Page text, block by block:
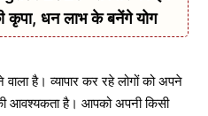
कृपा, धन लाभ के बनेंगे योग
है। व्यापार कर रहे लोगों को अपने
आवश्यकता है। आपको अपनी किसी